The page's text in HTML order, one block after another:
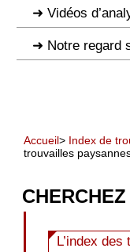
Vidéos
Notre regard
Accueil> Index de
trouvailles
L’index